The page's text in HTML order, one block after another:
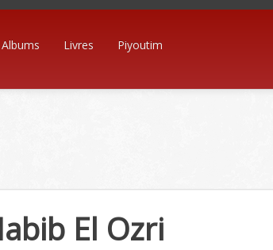
Albums Livres Piyoutim
El Ozri